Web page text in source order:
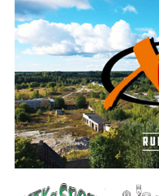
Matkasport